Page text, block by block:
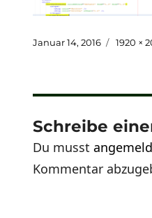
Veröffentlicht
Januar 14, 2016 1920 ×
Schreibe
Du musst
Kommentar